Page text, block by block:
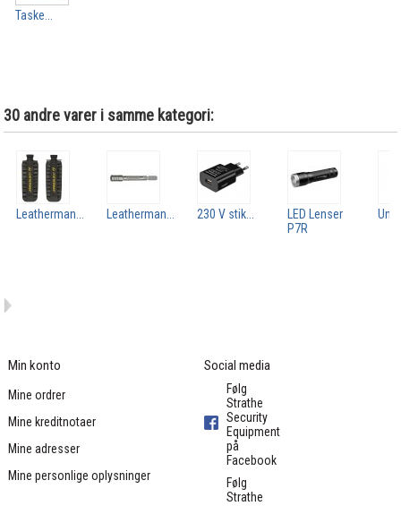
Taske...
30 andre varer i samme kategori:
Leatherman... Leatherman... 230 V stik...
LED Lenser
P7R
Min konto
Mine ordrer
Mine kreditnotaer
Mine adresser
Mine personlige oplysninger
Social media
Følg
Strathe
Security
Equipment
på
Facebook
Følg
Strathe